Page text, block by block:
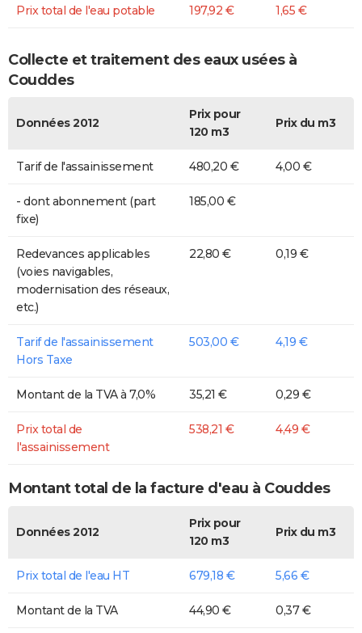
Prix total de l'eau potable 197,92 € 1,65 €
Collecte et traitement des eaux usées à
Couddes
Données 2012
Prix pour
120 m3
Prix du m3
Tarif de l'assainissement 480,20 € 4,00 €
- dont abonnement (part
fixe)
185,00 €
Redevances applicables
(voies navigables,
modernisation des réseaux,
etc.)
22,80 € 0,19 €
Tarif de l'assainissement
Hors Taxe
503,00 € 4,19 €
Montant de la TVA à 7,0% 35,21 € 0,29 €
Prix total de
l'assainissement
538,21 € 4,49 €
Montant total de la facture d'eau à Couddes
Données 2012
Prix pour
120 m3
Prix du m3
Prix total de l'eau HT 679,18 € 5,66 €
Montant de la TVA 44,90 € 0,37 €